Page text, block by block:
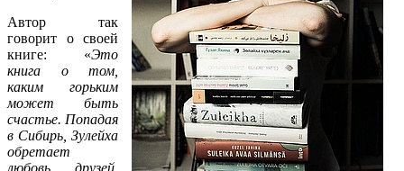
Автор так
говорит о своей
книге: «Это
книга о том,
каким горьким
может быть
счастье. Попадая
в Сибирь, Зулейха
обретает
любовь, друзей,